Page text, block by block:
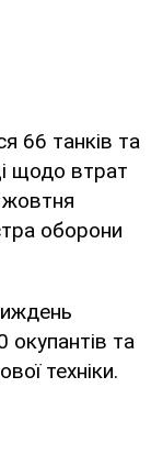
66 танків та
щодо втрат
жовтня
оборони
окупантів та
техніки.